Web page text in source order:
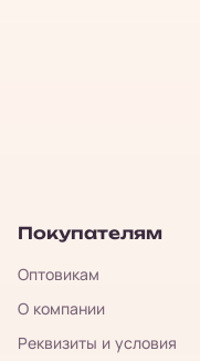
Покупателям
Оптовикам
О компании
Реквизиты и условия